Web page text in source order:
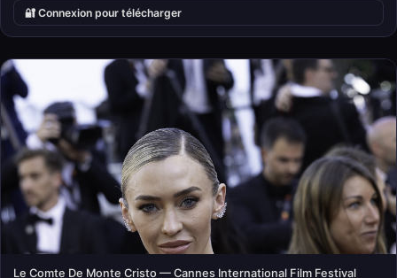
🔐 Connexion pour télécharger
Le Comte De Monte Cristo — Cannes International Film Festival